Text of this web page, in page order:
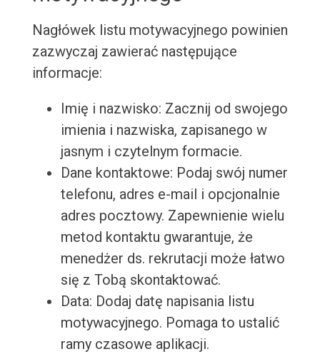
Nagłówek listu motywacyjnego powinien
zazwyczaj zawierać następujące
informacje:
Imię i nazwisko: Zacznij od swojego
imienia i nazwiska, zapisanego w
jasnym i czytelnym formacie.
Dane kontaktowe: Podaj swój numer
telefonu, adres e-mail i opcjonalnie
adres pocztowy. Zapewnienie wielu
metod kontaktu gwarantuje, że
menedżer ds. rekrutacji może łatwo
się z Tobą skontaktować.
Data: Dodaj datę napisania listu
motywacyjnego. Pomaga to ustalić
ramy czasowe aplikacji.